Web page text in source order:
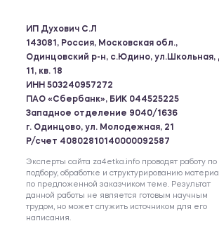
ИП Духович С.Л
143081, Россия, Московская обл.,
Одинцовский р-н, с.Юдино, ул.Школьная,
11, кв. 18
ИНН 503240957272
ПАО «Сбербанк», БИК 044525225
Западное отделение 9040/1636
г. Одинцово, ул. Молодежная, 21
Р/счет 40802810140000092587
Эксперты сайта za4etka.info проводят работу по
подбору, обработке и структурированию
по предложенной заказчиком теме. Результат
данной работы не является готовым научным
трудом, но может служить источником для его
написания.